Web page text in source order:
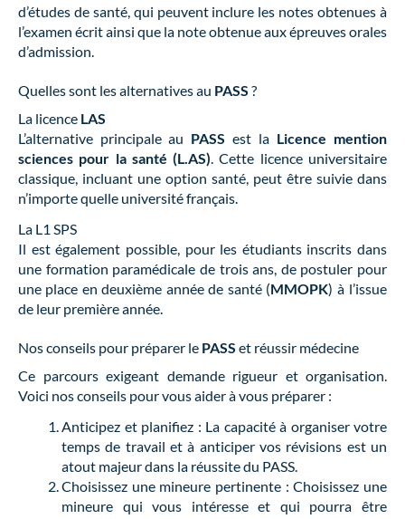
d’études de santé, qui peuvent inclure les notes obtenues à
l’examen écrit ainsi que la note obtenue aux épreuves orales
d’admission.
Quelles sont les alternatives au PASS ?
La licence LAS
L’alternative principale au PASS est la Licence mention
sciences pour la santé (L.AS) . Cette licence universitaire
classique, incluant une option santé, peut être suivie dans
n’importe quelle université français.
La L1 SPS
Il est également possible, pour les étudiants inscrits dans
une formation paramédicale de trois ans, de postuler pour
une place en deuxième année de santé (MMOPK) à l’issue
de leur première année.
Nos conseils pour préparer le PASS et réussir médecine
Ce parcours exigeant demande rigueur et organisation.
Voici nos conseils pour vous aider à vous préparer :
Anticipez et planifiez : La capacité à organiser votre
temps de travail et à anticiper vos révisions est un
atout majeur dans la réussite du PASS.
Choisissez une mineure pertinente : Choisissez une
mineure qui vous intéresse et qui pourra être